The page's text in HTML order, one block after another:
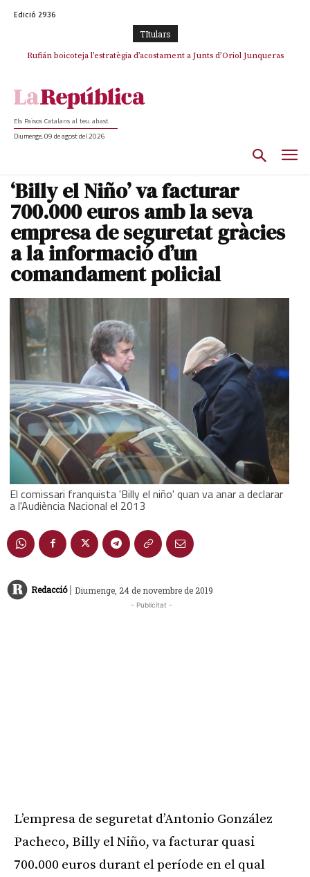
Edició 2936
TItulars
Rufián boicoteja l’estratègia d’acostament a Junts d’Oriol Junqueras
Els Països Catalans al teu abast
Diumenge, 09 de agost del 2026
‘Billy el Niño’ va facturar
700.000 euros amb la seva
empresa de seguretat gràcies
a la informació d’un
comandament policial
El comissari franquista 'Billy el niño' quan va anar a declarar
a l'Audiència Nacional el 2013
Redacció | Diumenge, 24 de novembre de 2019
- Publicitat -
L’empresa de seguretat d’Antonio González
Pacheco, Billy el Niño, va facturar quasi
700.000 euros durant el període en el qual